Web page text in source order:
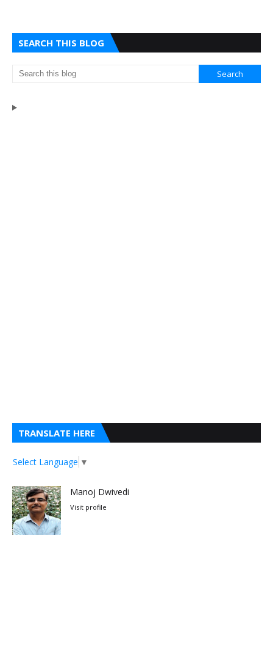
SEARCH THIS BLOG
TRANSLATE HERE
Select Language ▼
Manoj Dwivedi
Visit profile